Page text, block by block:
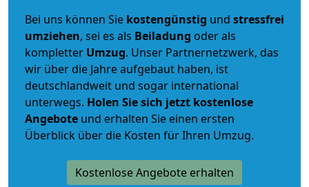
Bei uns können Sie kostengünstig und stressfrei
umziehen, sei es als Beiladung oder als
kompletter Umzug. Unser Partnernetzwerk, das
wir über die Jahre aufgebaut haben, ist
deutschlandweit und sogar international
unterwegs. Holen Sie sich jetzt kostenlose
Angebote und erhalten Sie einen ersten
Überblick über die Kosten für Ihren Umzug.
Kostenlose Angebote erhalten